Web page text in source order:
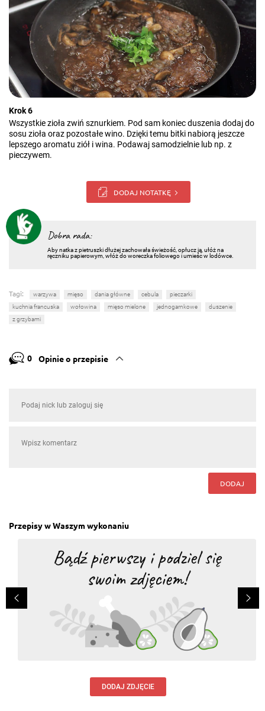
Krok 6
Wszystkie zioła zwiń sznurkiem. Pod sam koniec duszenia dodaj do
sosu zioła oraz pozostałe wino. Dzięki temu bitki nabiorą jeszcze
lepszego aromatu ziół i wina. Podawaj samodzielnie lub np. z
pieczywem.
DODAJ NOTATKĘ
Dobra rada:
Aby natka z pietruszki dłużej zachowała świeżość, opłucz ją, ułóż na
ręczniku papierowym, włóż do woreczka foliowego i umieśc w lodówce.
Tagi: warzywa mięso dania główne cebula
pieczarki
kuchnia francuska
wołowina mięso mielone jednogarnkowe
duszenie
z grzybami
0 Opinie o przepisie
DODAJ
Przepisy w Waszym wykonaniu
DODAJ ZDJĘCIE